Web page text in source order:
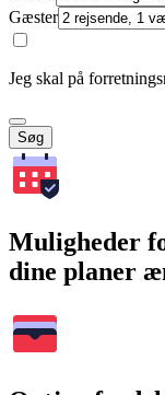
Gæster
Jeg skal på
Søg
Muligheder
dine planer